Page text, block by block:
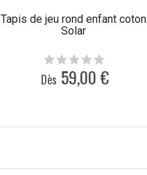
Tapis de jeu rond enfant coton
Solar
Dès 59,00 €